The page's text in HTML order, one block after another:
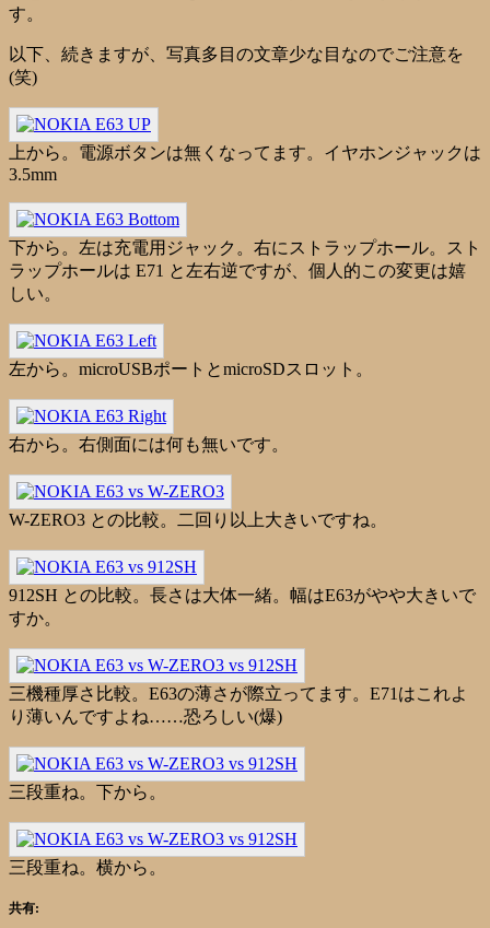
す。
以下、続きますが、写真多目の文章少な目なのでご注意を
(笑)
上から。電源ボタンは無くなってます。イヤホンジャックは
3.5mm
下から。左は充電用ジャック。右にストラップホール。スト
ラップホールは E71 と左右逆ですが、個人的この変更は嬉
しい。
左から。microUSBポートとmicroSDスロット。
右から。右側面には何も無いです。
W-ZERO3 との比較。二回り以上大きいですね。
912SH との比較。長さは大体一緒。幅はE63がやや大きいで
すか。
三機種厚さ比較。E63の薄さが際立ってます。E71はこれよ
り薄いんですよね……恐ろしい(爆)
三段重ね。下から。
三段重ね。横から。
共有: